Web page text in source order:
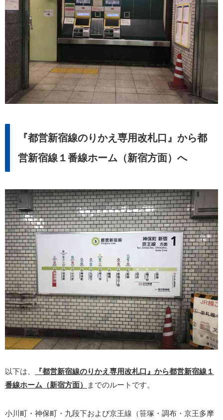
『都営新宿線のりかえ専用改札口』から都
営新宿線１番線ホーム（新宿方面）へ
以下は、
『都営新宿線のりかえ専用改札口』から都営新宿線１
番線ホーム（新宿方面）
までのルートです。
小川町・神保町・九段下および京王線（笹塚・調布・京王多摩